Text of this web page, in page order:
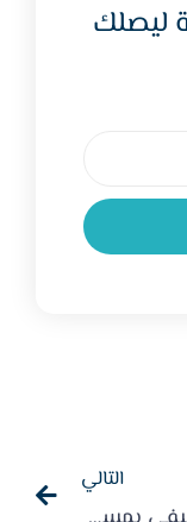
ليصلك
التالي